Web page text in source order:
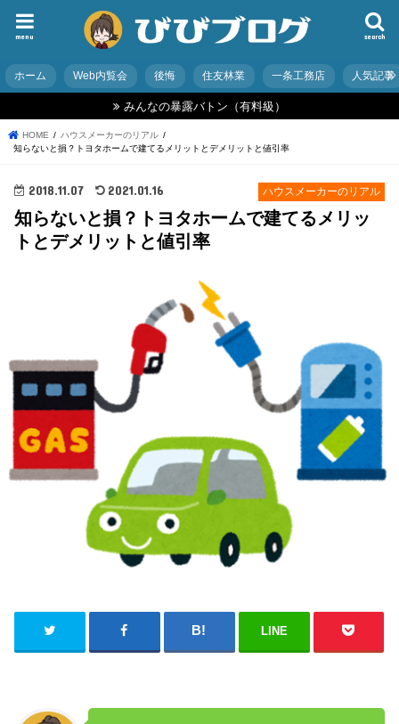
search
menu
ホーム Web内覧会 後悔 住友林業 一条工務店 人気記事
みんなの暴露バトン（有料級）
HOME
ハウスメーカーのリアル
知らないと損？トヨタホームで建てるメリットとデメリットと値引率
ハウスメーカーのリアル
2018.11.07 2021.01.16
知らないと損？トヨタホームで建てるメリッ
トとデメリットと値引率
LINE